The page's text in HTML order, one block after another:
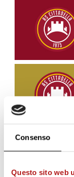
Consenso
Questo sito web